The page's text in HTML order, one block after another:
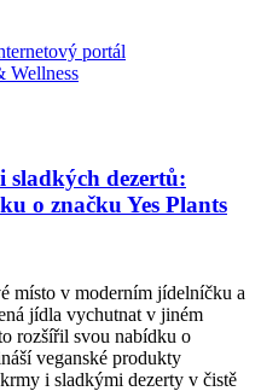
sladkých dezertů:
o značku Yes Plants
místo v moderním jídelníčku a
jídla vychutnat v jiném
rozšířil svou nabídku o
veganské produkty
i sladkými dezerty v čistě